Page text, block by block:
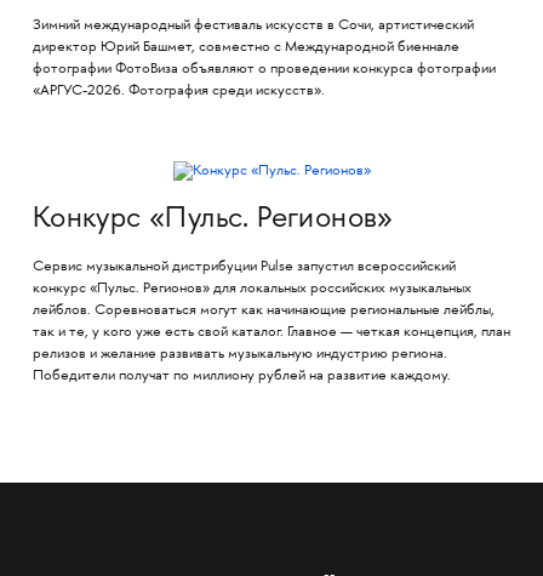
Зимний международный фестиваль искусств в Сочи, артистический
директор Юрий Башмет, совместно с Международной биеннале
фотографии ФотоВиза объявляют о проведении конкурса фотографии
«АРГУС-2026. Фотография среди искусств».
Конкурс «Пульс. Регионов»
Сервис музыкальной дистрибуции Pulse запустил всероссийский
конкурс «Пульс. Регионов» для локальных российских музыкальных
лейблов. Соревноваться могут как начинающие региональные лейблы,
так и те, у кого уже есть свой каталог. Главное — четкая концепция, план
релизов и желание развивать музыкальную индустрию региона.
Победители получат по миллиону рублей на развитие каждому.